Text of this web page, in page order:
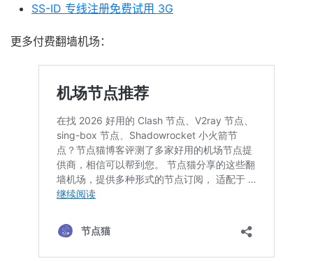
SS-ID 专线注册免费试用 3G
更多付费翻墙机场：